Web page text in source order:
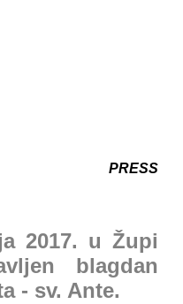
PRESS
2017. u Župi
blagdan
- sv. Ante.